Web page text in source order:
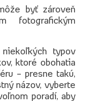
byť zároveň
fotografickým
typov
ktoré obohatia
– presne takú,
názov, vyberte
poradí, aby